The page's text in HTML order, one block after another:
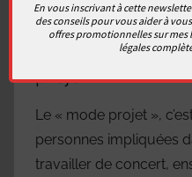
Pourquoi mettre
projet »
Le « mode projet »,
personnes impliquées
travailler de concert,
En vous inscrivant à cette
des conseils pour vous aider à
offres promotionnelles sur
légales